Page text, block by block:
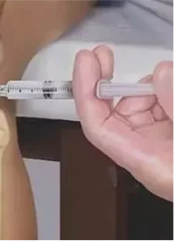
ono što znaju i umeju.
da sumnjaju u sebe.
za Ribe:
Bila je dokaz da si